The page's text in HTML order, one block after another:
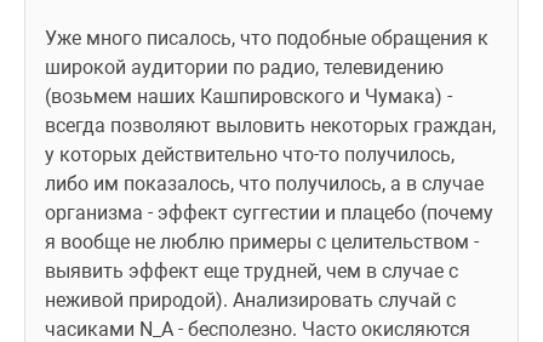
Уже много писалось, что подобные обращения к
широкой аудитории по радио, телевидению
(возьмем наших Кашпировского и Чумака) -
всегда позволяют выловить некоторых граждан,
у которых действительно что-то получилось,
либо им показалось, что получилось, а в случае
организма - эффект суггестии и плацебо (почему
я вообще не люблю примеры с целительством -
выявить эффект еще трудней, чем в случае с
неживой природой). Анализировать случай с
часиками N_A - бесполезно. Часто окисляются